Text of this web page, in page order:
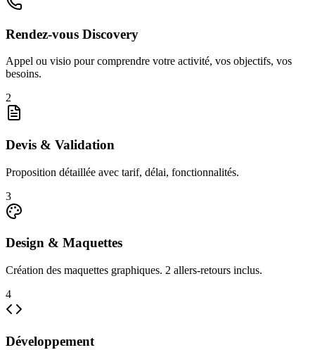
Rendez-vous Discovery
Appel ou visio pour comprendre votre activité, vos objectifs, vos
besoins.
2
Devis & Validation
Proposition détaillée avec tarif, délai, fonctionnalités.
3
Design & Maquettes
Création des maquettes graphiques. 2 allers-retours inclus.
4
Développement